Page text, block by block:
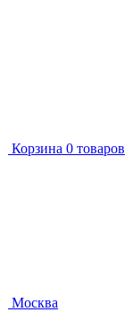
Корзина 0 товаров
Москва